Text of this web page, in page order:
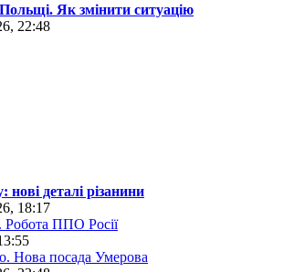
Як змінити ситуацію
22:48
деталі різанини
18:17
Робота ППО Росії
Нова посада Умерова